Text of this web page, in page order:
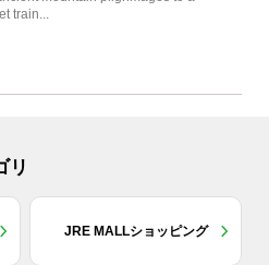
train...
リ
JRE MALLショッピング